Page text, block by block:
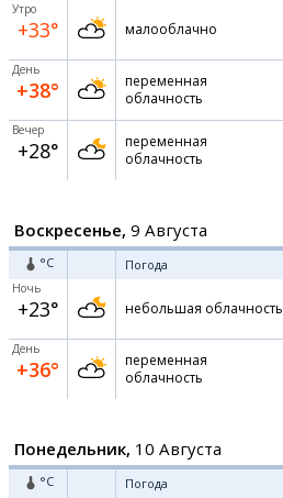
Утро
+33° малооблачно
День
+38°
переменная
облачность
Вечер
+28°
переменная
облачность
Воскресенье, 9 Августа
°C Погода
Ночь
+23° небольшая облачность
День
+36°
переменная
облачность
Понедельник, 10 Августа
°C Погода